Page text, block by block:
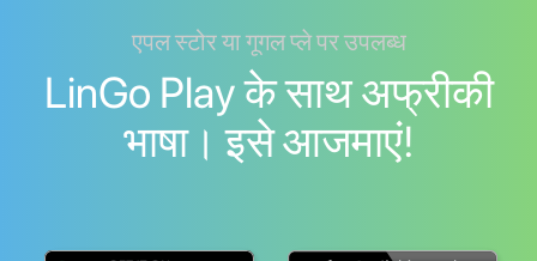
एपल स्टोर या गूगल प्ले पर उपलब्ध
LinGo Play के साथ अफ्रीकी
भाषा। इसे आजमाएं!